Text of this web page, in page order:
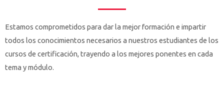
Estamos comprometidos para dar la mejor formación e impartir
todos los conocimientos necesarios a nuestros estudiantes de los
cursos de certificación, trayendo a los mejores ponentes en cada
tema y módulo.